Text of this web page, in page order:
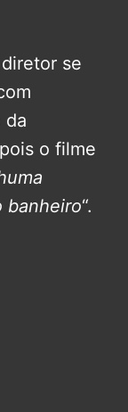
se
da
o filme
banheiro“.